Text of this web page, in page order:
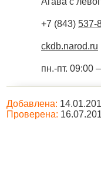
+7 (843) 537-
ckdb.narod.ru
пн.-пт. 09:00
Добавлена:
Проверена: